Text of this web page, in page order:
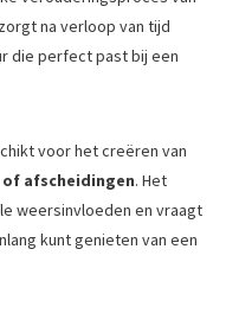
na verloop van tijd
die perfect past bij een
voor het creëren van
afscheidingen. Het
weersinvloeden en vraagt
kunt genieten van een